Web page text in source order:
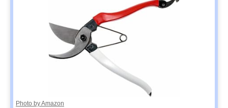
Photo by Amazon